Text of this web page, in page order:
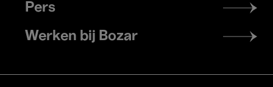
Pers
Werken bij Bozar